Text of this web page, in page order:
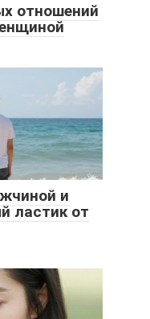
отношений
и
ластик от